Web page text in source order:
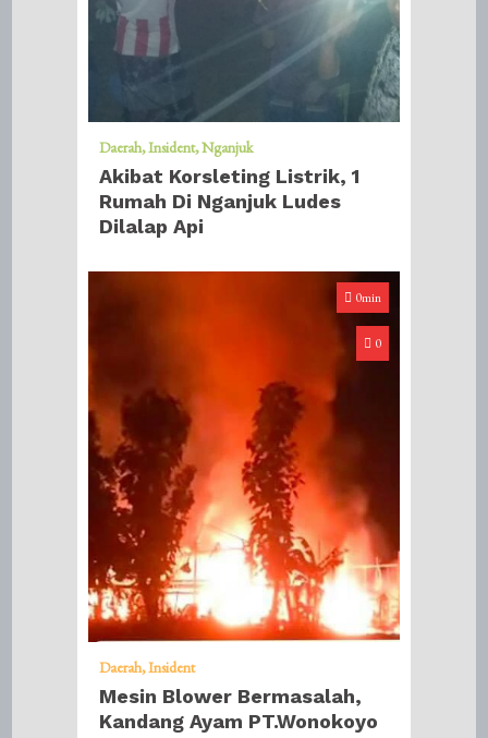
Daerah Insident Nganjuk
Akibat Korsleting Listrik, 1
Rumah Di Nganjuk Ludes
Dilalap Api
0min
0
Daerah Insident
Mesin Blower Bermasalah,
Kandang Ayam PT.Wonokoyo